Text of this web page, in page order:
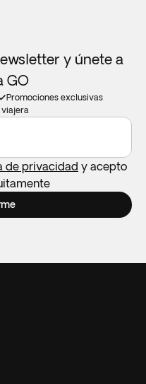
y únete a
GO
Promociones exclusivas
viajera
de privacidad y acepto